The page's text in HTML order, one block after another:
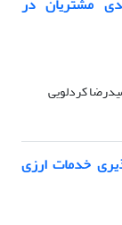
کردلویی
خدمات ارزی